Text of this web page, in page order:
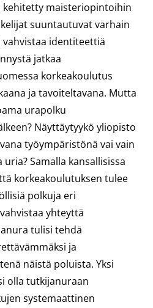
kehitetty maisteriopintoihin
suuntautuvat varhain
identiteettiä
jatkaa
korkeakoulutus
ja tavoiteltavana. Mutta
urapolku
Näyttäytyykö yliopisto
työympäristönä vai vain
Samalla kansallisissa
korkeakoulutuksen tulee
polkuja eri
yhteyttä
tulisi tehdä
ja
näistä poluista. Yksi
olla tutkijanuraan
systemaattinen